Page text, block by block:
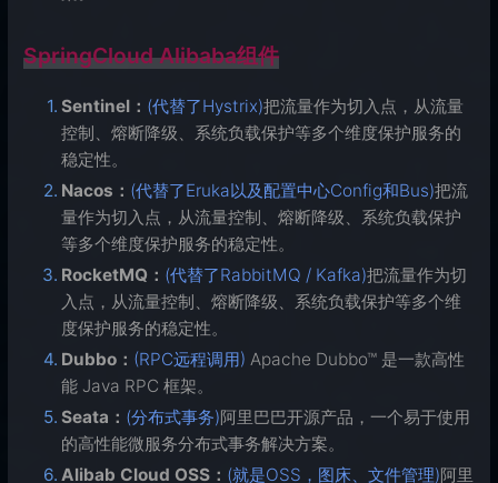
SpringCloud Alibaba组件
Sentinel： (代替了Hystrix)把流量作为切入点，从流量
控制、熔断降级、系统负载保护等多个维度保护服务的
稳定性。
Nacos： (代替了Eruka以及配置中心Config和Bus)把流
量作为切入点，从流量控制、熔断降级、系统负载保护
等多个维度保护服务的稳定性。
RocketMQ： (代替了RabbitMQ / Kafka)把流量作为切
入点，从流量控制、熔断降级、系统负载保护等多个维
度保护服务的稳定性。
Dubbo： (RPC远程调用)Apache Dubbo™ 是一款高性
能 Java RPC 框架。
Seata： (分布式事务)阿里巴巴开源产品，一个易于使用
的高性能微服务分布式事务解决方案。
Alibab Cloud OSS： (就是OSS，图床、文件管理)阿里